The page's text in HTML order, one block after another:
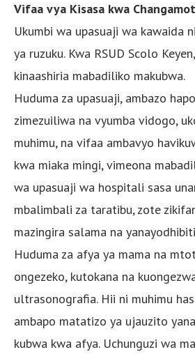
Vifaa vya Kisasa kwa
Ukumbi wa upasuaji wa kawaida
ya ruzuku. Kwa RSUD Scolo
kinaashiria mabadiliko makubwa.
Huduma za upasuaji, ambazo
zimezuiliwa na vyumba vidogo,
muhimu, na vifaa ambavyo
kwa miaka mingi, vimeona
wa upasuaji wa hospitali sasa
mbalimbali za taratibu, zote
mazingira salama na
Huduma za afya ya mama na
ongezeko, kutokana na
ultrasonografia. Hii ni muhimu
ambapo matatizo ya ujauzito
kubwa kwa afya. Uchunguzi wa